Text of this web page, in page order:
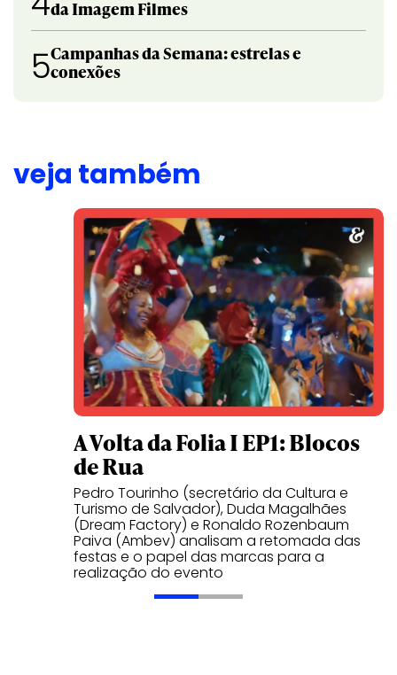
da Imagem Filmes
5Campanhas da Semana: estrelas e
conexões
veja também
A Volta da Folia I EP1: Blocos
de Rua
Pedro Tourinho (secretário da Cultura e
Turismo de Salvador), Duda Magalhães
(Dream Factory) e Ronaldo Rozenbaum
Paiva (Ambev) analisam a retomada das
festas e o papel das marcas para a
realização do evento